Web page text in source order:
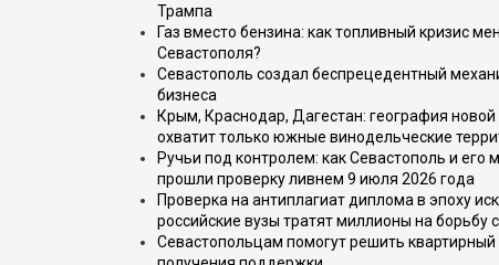
Трампа
Газ вместо бензина: как топливный кризис
Севастополя?
Севастополь создал беспрецедентный
бизнеса
Крым, Краснодар, Дагестан: география
охватит только южные винодельческие
Ручьи под контролем: как Севастополь и его
прошли проверку ливнем 9 июля 2026 года
Проверка на антиплагиат диплома в эпоху
российские вузы тратят миллионы на
Севастопольцам помогут решить квартирный